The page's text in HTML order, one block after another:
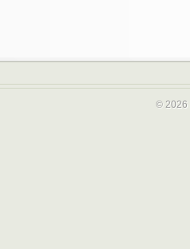
Sie bitte Ihren Service-
© 2026